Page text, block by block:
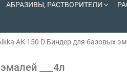
АБРАЗИВЫ, РАСТВОРИТЕЛИ
АК 150 D Биндер для базовых
___4л